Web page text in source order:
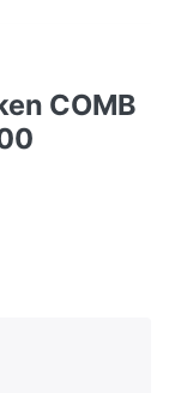
COMB